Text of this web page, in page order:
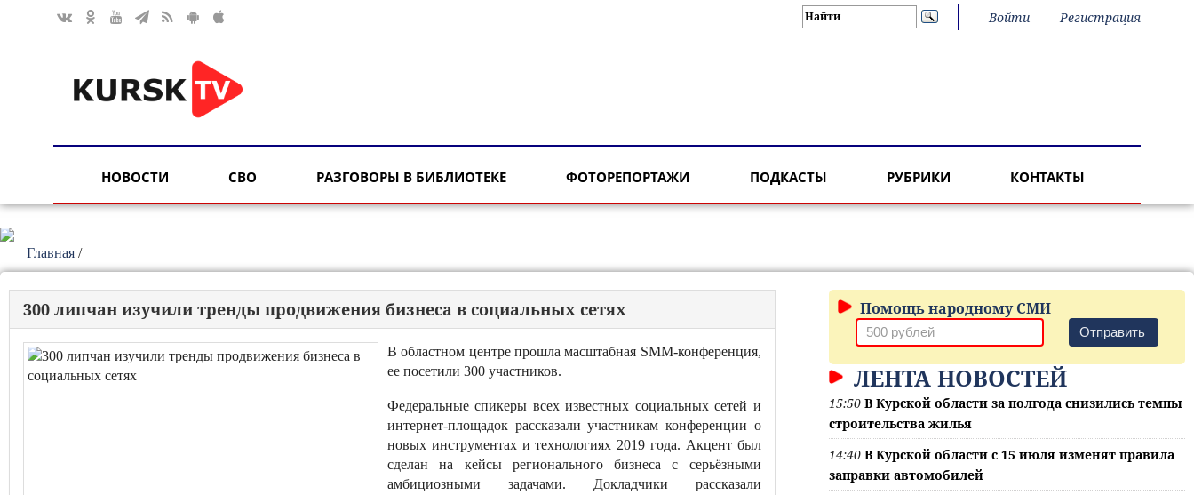
Войти Регистрация
НОВОСТИ СВО РАЗГОВОРЫ В БИБЛИОТЕКЕ ФОТОРЕПОРТАЖИ ПОДКАСТЫ РУБРИКИ КОНТАКТЫ
Главная /
300 липчан изучили тренды продвижения бизнеса в социальных сетях
В областном центре прошла масштабная SMM-конференция,
ее посетили 300 участников.
Федеральные спикеры всех известных социальных сетей и
интернет-площадок рассказали участникам конференции о
новых инструментах и технологиях 2019 года. Акцент был
сделан на кейсы регионального бизнеса с серьёзными
амбициозными задачами. Докладчики рассказали
Помощь народному СМИ
Отправить
ЛЕНТА НОВОСТЕЙ
15:50 В Курской области за полгода снизились темпы
строительства жилья
14:40 В Курской области с 15 июля изменят правила
заправки автомобилей